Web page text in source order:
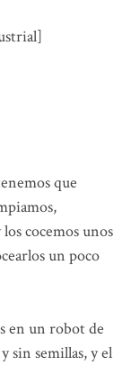
que
cocemos unos
un poco
en un robot de
sin semillas, y el